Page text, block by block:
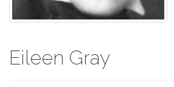
Eileen Gray